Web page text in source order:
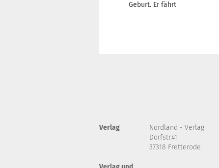
Geburt. Er fährt
Verlag
Nordland - Verlag
Dorfstr.41
37318 Fretterode